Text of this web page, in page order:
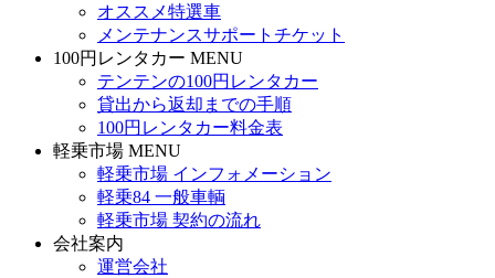
オススメ特選車
メンテナンスサポートチケット
100円レンタカー MENU
テンテンの100円レンタカー
貸出から返却までの手順
100円レンタカー料金表
軽乗市場 MENU
軽乗市場 インフォメーション
軽乗84 一般車輌
軽乗市場 契約の流れ
会社案内
運営会社